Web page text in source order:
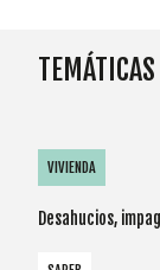
TEMÁTICAS
VIVIENDA
Desahucios,